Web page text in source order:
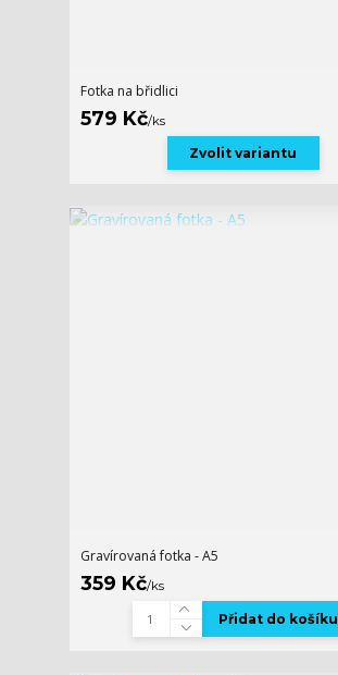
Fotka na břidlici
579 Kč/ks
Zvolit variantu
Gravírovaná fotka - A5
359 Kč/ks
Přidat do košíku